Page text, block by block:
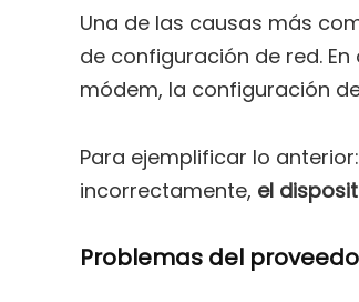
Una de las causas más
de configuración de red.
módem, la configuración
Para ejemplificar lo
incorrectamente, el
Problemas del